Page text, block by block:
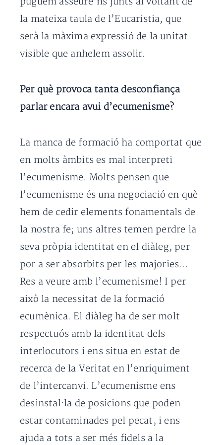
la mateixa taula de l’Eucaristia, que
serà la màxima expressió de la unitat
visible que anhelem assolir.
Per què provoca tanta desconfiança
parlar encara avui d’ecumenisme?
La manca de formació ha comportat que
en molts àmbits es mal interpreti
l’ecumenisme. Molts pensen que
l’ecumenisme és una negociació en què
hem de cedir elements fonamentals de
la nostra fe; uns altres temen perdre la
seva pròpia identitat en el diàleg, per
por a ser absorbits per les majories…
Res a veure amb l’ecumenisme! I per
això la necessitat de la formació
ecumènica. El diàleg ha de ser molt
respectuós amb la identitat dels
interlocutors i ens situa en estat de
recerca de la Veritat en l’enriquiment
de l’intercanvi. L’ecumenisme ens
desinstal·la de posicions que poden
estar contaminades pel pecat, i ens
ajuda a tots a ser més fidels a la